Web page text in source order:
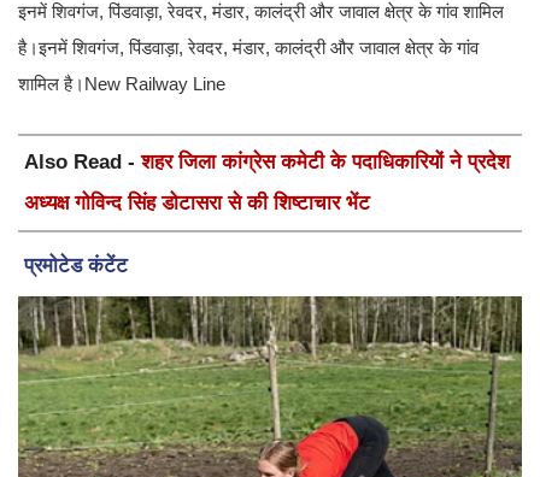
इनमें शिवगंज, पिंडवाड़ा, रेवदर, मंडार, कालंद्री और जावाल क्षेत्र के गांव शामिल
है।इनमें शिवगंज, पिंडवाड़ा, रेवदर, मंडार, कालंद्री और जावाल क्षेत्र के गांव
शामिल है।New Railway Line
Also Read -शहर जिला कांग्रेस कमेटी के पदाधिकारियों ने प्रदेश
अध्यक्ष गोविन्द सिंह डोटासरा से की शिष्टाचार भेंट